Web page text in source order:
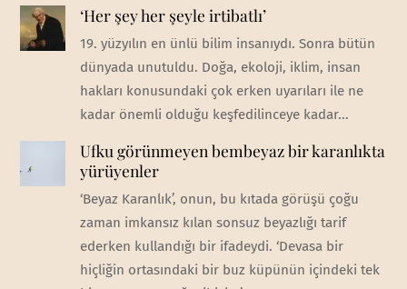
‘Her şey her şeyle irtibatlı’
19. yüzyılın en ünlü bilim insanıydı. Sonra bütün
dünyada unutuldu. Doğa, ekoloji, iklim, insan
hakları konusundaki çok erken uyarıları ile ne
kadar önemli olduğu keşfedilinceye kadar...
Ufku görünmeyen bembeyaz bir karanlıkta
yürüyenler
‘Beyaz Karanlık’, onun, bu kıtada görüşü çoğu
zaman imkansız kılan sonsuz beyazlığı tarif
ederken kullandığı bir ifadeydi. ‘Devasa bir
hiçliğin ortasındaki bir buz küpünün içindeki tek